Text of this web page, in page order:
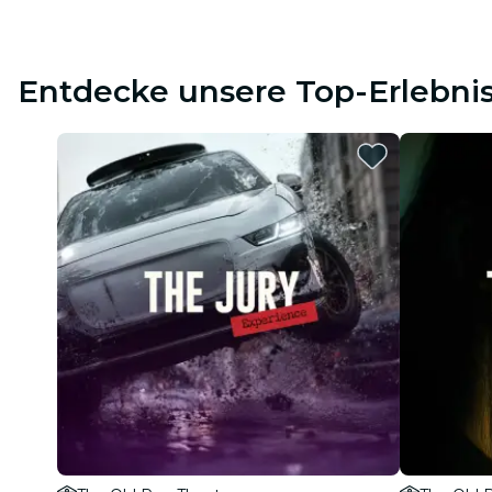
Entdecke unsere Top-